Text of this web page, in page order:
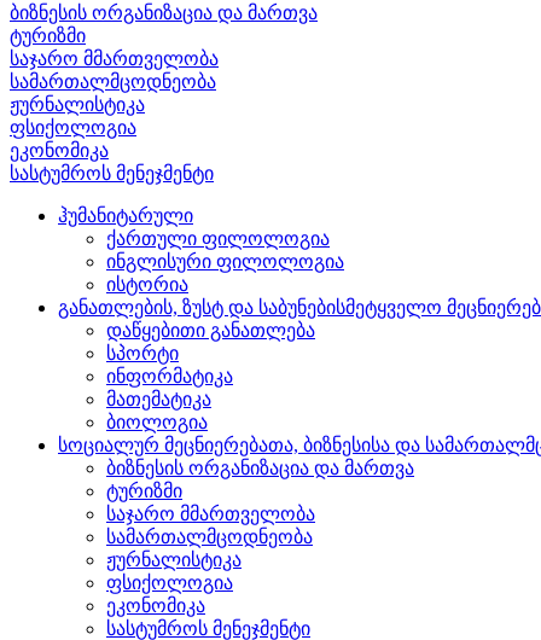
ბიზნესის ორგანიზაცია და მართვა
ტურიზმი
საჯარო მმართველობა
სამართალმცოდნეობა
ჟურნალისტიკა
ფსიქოლოგია
ეკონომიკა
სასტუმროს მენეჯმენტი
ჰუმანიტარული
ქართული ფილოლოგია
ინგლისური ფილოლოგია
ისტორია
განათლების, ზუსტ და საბუნებისმეტყველო
დაწყებითი განათლება
სპორტი
ინფორმატიკა
მათემატიკა
ბიოლოგია
სოციალურ მეცნიერებათა, ბიზნესისა და
ბიზნესის ორგანიზაცია და მართვა
ტურიზმი
საჯარო მმართველობა
სამართალმცოდნეობა
ჟურნალისტიკა
ფსიქოლოგია
ეკონომიკა
სასტუმროს მენეჯმენტი